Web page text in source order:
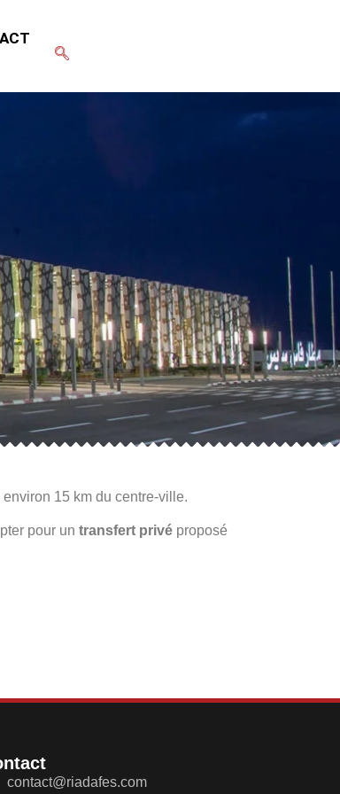
15 km du centre-ville.
pour un transfert privé proposé
contact@riadafes.com